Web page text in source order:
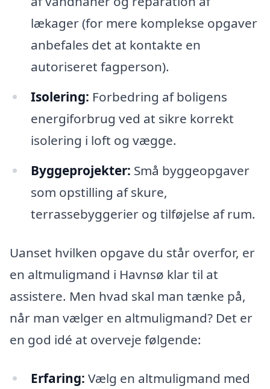
lækager (for mere komplekse opgaver
anbefales det at kontakte en
autoriseret fagperson).
Isolering: Forbedring af boligens
energiforbrug ved at sikre korrekt
isolering i loft og vægge.
Byggeprojekter: Små byggeopgaver
som opstilling af skure,
terrassebyggerier og tilføjelse af rum.
Uanset hvilken opgave du står overfor, er
en altmuligmand i Havnsø klar til at
assistere. Men hvad skal man tænke på,
når man vælger en altmuligmand? Det er
en god idé at overveje følgende:
Erfaring: Vælg en altmuligmand med